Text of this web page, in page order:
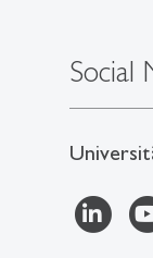
Social